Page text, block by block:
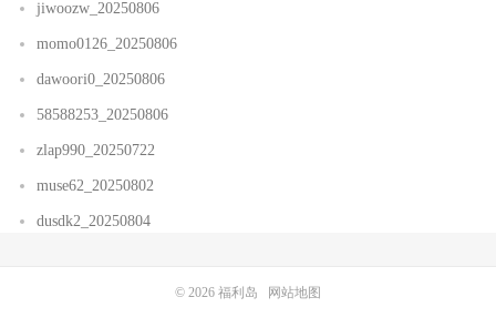
jiwoozw_20250806
momo0126_20250806
dawoori0_20250806
58588253_20250806
zlap990_20250722
muse62_20250802
dusdk2_20250804
© 2026 福利岛 网站地图